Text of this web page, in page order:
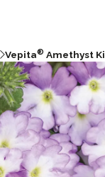
Vepita® Amethyst